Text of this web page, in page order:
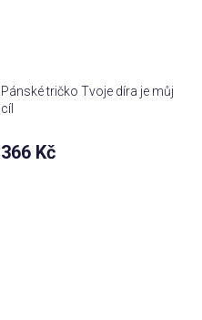
Pánské tričko Tvoje díra je můj
cíl
366 Kč